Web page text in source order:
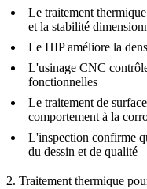
Le traitement
et la stabilité
Le HIP améliore la
L'usinage CNC
fonctionnelles
Le traitement de
comportement à la
L'inspection confirme
du dessin et de qualité
2. Traitement thermique